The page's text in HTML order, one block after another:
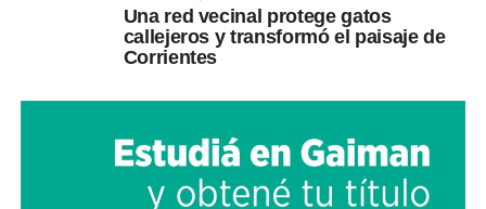
Una red vecinal protege gatos
callejeros y transformó el paisaje de
Corrientes